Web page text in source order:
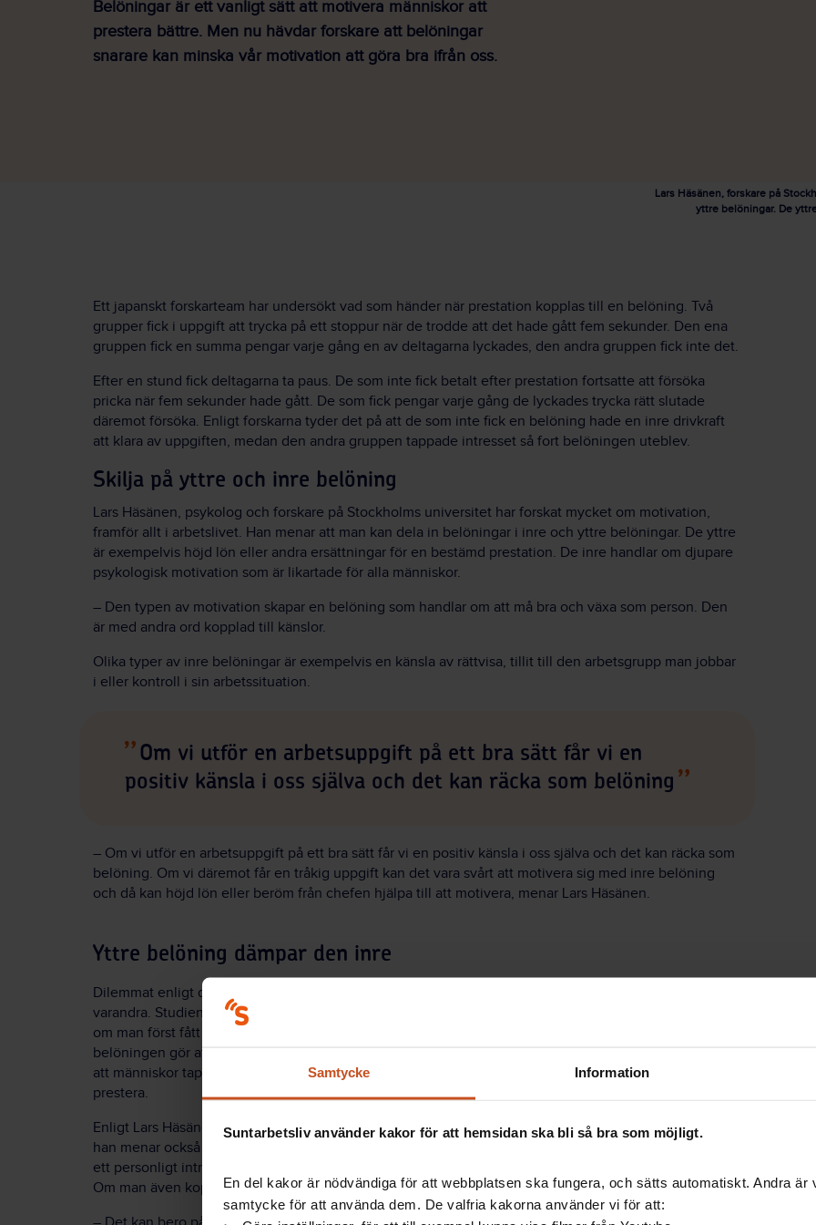
Samtycke Information
Suntarbetsliv använder kakor för att hemsidan ska bli så bra som möjligt.
En del kakor är nödvändiga för att webbplatsen ska fungera, och sätts automatiskt. Andra är
samtycke för att använda dem. De valfria kakorna använder vi för att:
Belöningar är ett vanligt sätt att motivera människor att
prestera bättre. Men nu hävdar forskare att belöningar
snarare kan minska vår motivation att göra bra ifrån oss.
Lars Häsänen, forskare på
yttre belöningar. De
Ett japanskt forskarteam har undersökt vad som händer när prestation kopplas till en belöning. Två
grupper fick i uppgift att trycka på ett stoppur när de trodde att det hade gått fem sekunder. Den ena
gruppen fick en summa pengar varje gång en av deltagarna lyckades, den andra gruppen fick inte det.
Efter en stund fick deltagarna ta paus. De som inte fick betalt efter prestation fortsatte att försöka
pricka när fem sekunder hade gått. De som fick pengar varje gång de lyckades trycka rätt slutade
däremot försöka. Enligt forskarna tyder det på att de som inte fick en belöning hade en inre drivkraft
att klara av uppgiften, medan den andra gruppen tappade intresset så fort belöningen uteblev.
Skilja på yttre och inre belöning
Lars Häsänen, psykolog och forskare på Stockholms universitet har forskat mycket om motivation,
framför allt i arbetslivet. Han menar att man kan dela in belöningar i inre och yttre belöningar. De yttre
är exempelvis höjd lön eller andra ersättningar för en bestämd prestation. De inre handlar om djupare
psykologisk motivation som är likartade för alla människor.
– Den typen av motivation skapar en belöning som handlar om att må bra och växa som person. Den
är med andra ord kopplad till känslor.
Olika typer av inre belöningar är exempelvis en känsla av rättvisa, tillit till den arbetsgrupp man jobbar
i eller kontroll i sin arbetssituation.
Om vi utför en arbetsuppgift på ett bra sätt får vi en
positiv känsla i oss själva och det kan räcka som belöning
– Om vi utför en arbetsuppgift på ett bra sätt får vi en positiv känsla i oss själva och det kan räcka som
belöning. Om vi däremot får en tråkig uppgift kan det vara svårt att motivera sig med inre belöning
och då kan höjd lön eller beröm från chefen hjälpa till att motivera, menar Lars Häsänen.
Yttre belöning dämpar den inre
Dilemmat enligt de japanska forskarna är att hjärnans värdering av inre och yttre belöning påverkar
varandra. Studien visar att aktiviteten i den del av hjärnan som är kopplad till inre belöning blir mindre
om man först fått en yttre belöning för att prestera. Det innebär med andra ord att den yttre
belöningen gör att känslan av den inre belöningen minskar. I förlängningen skulle det kunna innebära
att människor tappar sin inre drivkraft och istället blir beroende av yttre belöningar för att vilja
prestera.
Enligt Lars Häsänen stödjer resultatet från den japanska studien tidigare forskning inom området. Men
han menar också att belöningar måste sättas i relation till en aktivitet eller arbetsuppgift. Om man har
ett personligt intresse av det man gör är sannolikheten större att det är kopplat till en inre belöning.
Om man även kopplar in en yttre belöning kan det minska effekten av den inre.